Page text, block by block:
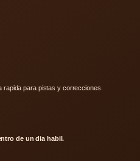
para pistas y correcciones.
de un dia habil.